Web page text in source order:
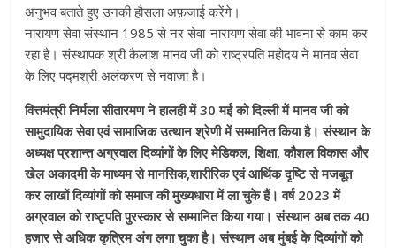
अनुभव बताते हुए उनकी हौसला अफ़जाई करेंगे।
नारायण सेवा संस्थान 1985 से नर सेवा-नारायण सेवा की भावना से काम कर
रहा है। संस्थापक श्री कैलाश मानव जी को राष्ट्रपति महोदय ने मानव सेवा
के लिए पद्मश्री अलंकरण से नवाजा है।
वित्तमंत्री निर्मला सीतारमण ने हालही में 30 मई को दिल्ली में मानव जी को
सामुदायिक सेवा एवं सामाजिक उत्थान श्रेणी में सम्मानित किया है। संस्थान के
अध्यक्ष प्रशान्त अग्रवाल दिव्यांगों के लिए मेडिकल, शिक्षा, कौशल विकास और
खेल अकादमी के माध्यम से मानसिक,शारीरिक एवं आर्थिक दृष्टि से मजबूत
कर लाखों दिव्यांगों को समाज की मुख्यधारा में ला चुके हैं। वर्ष 2023 में
अग्रवाल को राष्टृपति पुरस्कार से सम्मानित किया गया। संस्थान अब तक 40
हजार से अधिक कृत्रिम अंग लगा चुका है। संस्थान अब मुंबई के दिव्यांगों को